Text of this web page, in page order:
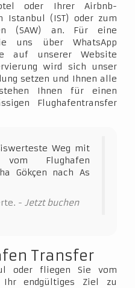
oder Ihrer Airbnb-
Istanbul (IST) oder zum
(SAW) an. Für eine
uns über WhatsApp
auf unserer Website
wird sich unser
setzen und Ihnen alle
Ihnen für einen
Flughafentransfer
Weg mit
vom Flughafen
Gökçen nach As
- Jetzt buchen
Transfer
oder fliegen Sie vom
endgültiges Ziel zu